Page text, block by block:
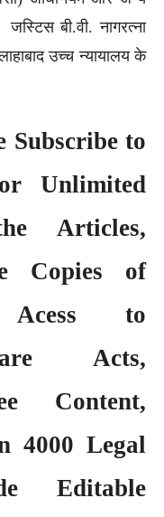
बी.वी. नागरत्ना
उच्च न्यायालय के
Subscribe to
Unlimited
Articles,
Copies of
Acess to
Acts,
Content,
4000 Legal
Editable